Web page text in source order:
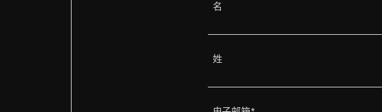
名
姓